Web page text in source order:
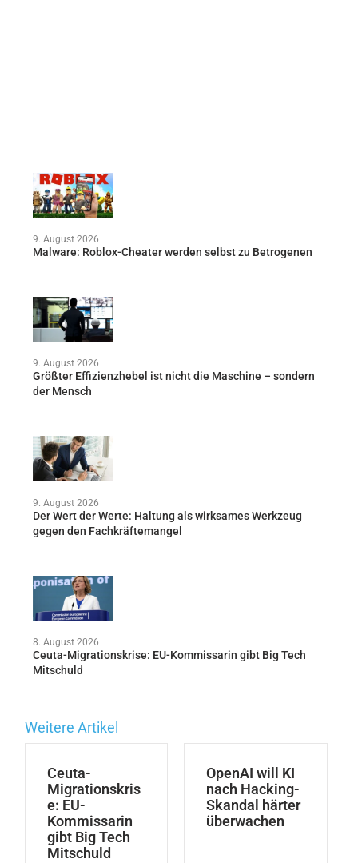
9. August 2026
Malware: Roblox-Cheater werden selbst zu Betrogenen
9. August 2026
Größter Effizienzhebel ist nicht die Maschine – sondern
der Mensch
9. August 2026
Der Wert der Werte: Haltung als wirksames Werkzeug
gegen den Fachkräftemangel
8. August 2026
Ceuta-Migrationskrise: EU-Kommissarin gibt Big Tech
Mitschuld
Weitere Artikel
Ceuta-
Migrationskris
e: EU-
Kommissarin
gibt Big Tech
Mitschuld
OpenAI will KI
nach Hacking-
Skandal härter
überwachen